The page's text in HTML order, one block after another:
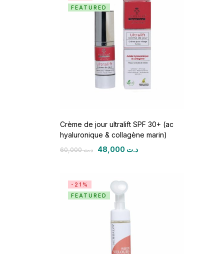
FEATURED
Crème de jour ultralift SPF 30+ (ac
hyaluronique & collagène marin)
د.ت60,000 د.ت
-21%
FEATURED